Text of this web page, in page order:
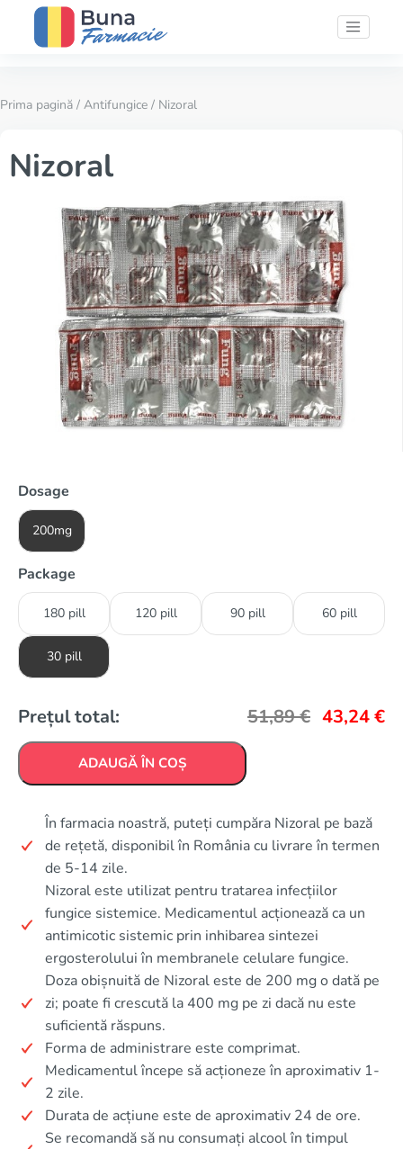
Prima pagină / Antifungice / Nizoral
Nizoral
Dosage
200mg
Package
180 pill 120 pill 90 pill 60 pill
30 pill
Prețul total: 51,89€ 43,24€
ADAUGĂ ÎN COȘ
În farmacia noastră, puteți cumpăra Nizoral pe bază
de rețetă, disponibil în România cu livrare în termen
de 5-14 zile.
Nizoral este utilizat pentru tratarea infecțiilor
fungice sistemice. Medicamentul acționează ca un
antimicotic sistemic prin inhibarea sintezei
ergosterolului în membranele celulare fungice.
Doza obișnuită de Nizoral este de 200 mg o dată pe
zi; poate fi crescută la 400 mg pe zi dacă nu este
suficientă răspuns.
Forma de administrare este comprimat.
Medicamentul începe să acționeze în aproximativ 1-
2 zile.
Durata de acțiune este de aproximativ 24 de ore.
Se recomandă să nu consumați alcool în timpul